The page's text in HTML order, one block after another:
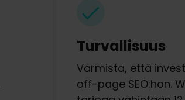
Turvallisuus
Varmista, että
off-page SEO:hon.